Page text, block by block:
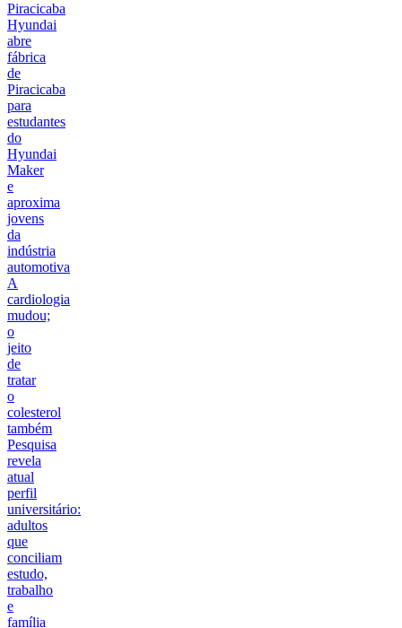
Piracicaba
Hyundai
abre
fábrica
de
Piracicaba
para
estudantes
do
Hyundai
Maker
e
aproxima
jovens
da
indústria
automotiva
A
cardiologia
mudou;
o
jeito
de
tratar
o
colesterol
também
Pesquisa
revela
atual
perfil
universitário:
adultos
que
conciliam
estudo,
trabalho
e
família